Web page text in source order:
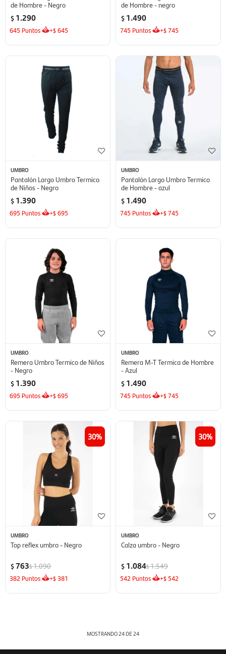
de Hombre - Negro
$ 1.290
645 Puntos +$645
de Hombre - negro
$ 1.490
745 Puntos +$745
UMBRO
Pantalón Largo Umbro Termico
de Niños - Negro
$ 1.390
695 Puntos +$695
UMBRO
Pantalón Largo Umbro Termico
de Hombre - azul
$ 1.490
745 Puntos +$745
UMBRO
Remera Umbro Termico de Niños
- Negro
$ 1.390
695 Puntos +$695
UMBRO
Remera M-T Termica de Hombre
- Azul
$ 1.490
745 Puntos +$745
30
UMBRO
Top reflex umbro - Negro
$763$1.090
382 Puntos +$ 381
30
UMBRO
Calza umbro - Negro
$ 1.084$1.549
542 Puntos +$ 542
MOSTRANDO24DE24